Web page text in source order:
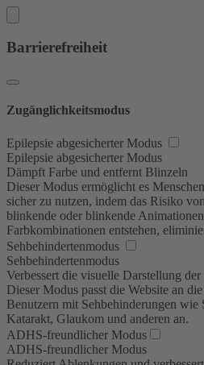
Barrierefreiheit
Zugänglichkeitsmodus
Epilepsie abgesicherter Modus
Epilepsie abgesicherter Modus
Dämpft Farbe und entfernt Blinzeln
Dieser Modus ermöglicht es
sicher zu nutzen, indem das Risiko
blinkende oder blinkende
Farbkombinationen entstehen,
Sehbehindertenmodus
Sehbehindertenmodus
Verbessert die visuelle Darstellung der
Dieser Modus passt die Website an
Benutzern mit Sehbehinderungen wie
Katarakt, Glaukom und anderen an.
ADHS-freundlicher Modus
ADHS-freundlicher Modus